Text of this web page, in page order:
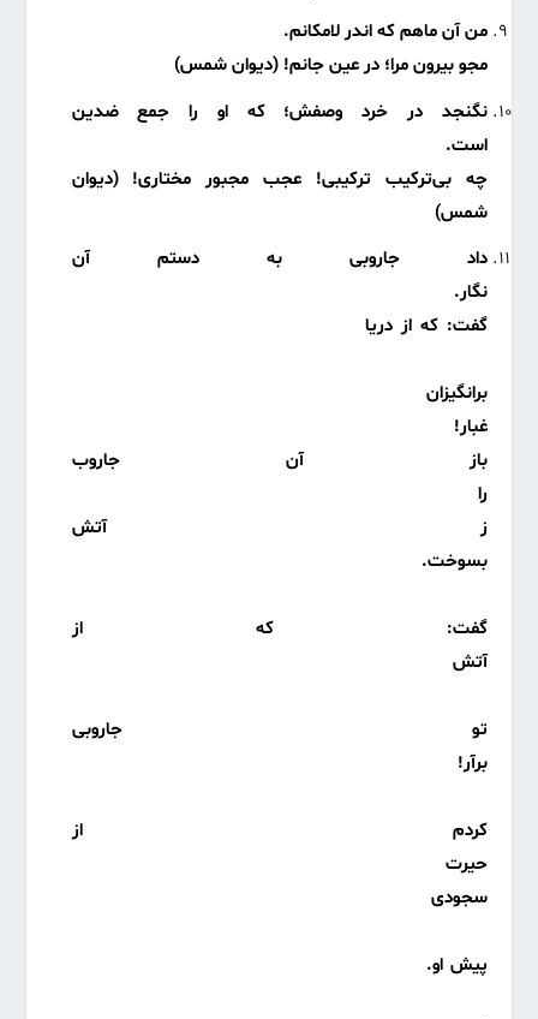
من آن ماهم که اندر لامکانم.
مجو بیرون مرا؛ در عین جانم!(دیوان شمس)
نگنجد در خرد وصفش؛ که او را جمع ضدین
است.
چه بی‌ترکیب ترکیبی! عجب مجبور مختاری! (دیوان
شمس)
داد جاروبی به دستم آن
نگار.
گفت: که از دریا
برانگیزان
غبار!
باز آن‌ جاروب
را
ز آتش
بسوخت.
گفت: که از
آتش
تو جاروبی
برآر!
کردم از
حیرت
سجودی
پیش او.